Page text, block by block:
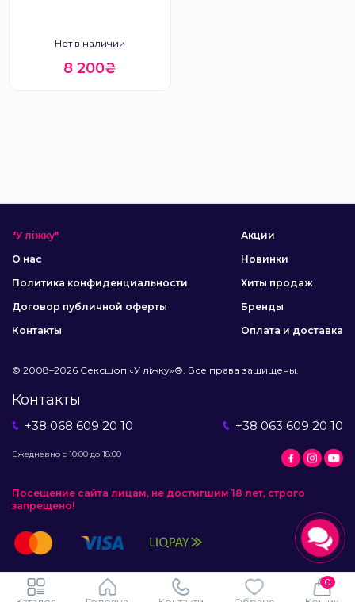
Нет в наличии
8 200₴
"У ліжку"
О нас
Политика конфиденциальности
Договор публичной оферты
Контакты
Акции
Новинки
Хиты продаж
Бренды
Оплата и доставка
© 2008–2026 Сексшоп «У ліжку»®. Все права защищены.
Контакты
+38 068 609 20 10 +38 063 609 20 10
Ежедневно с 10:00 до 18:00
Посещение сайта лицам, не достигшим 18 лет, строго
запрещено!
0